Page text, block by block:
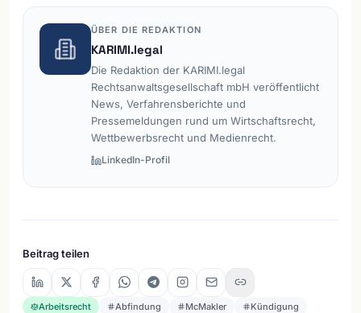
ÜBER DIE REDAKTION
KARIMI.legal
Die Redaktion der KARIMI.legal
Rechtsanwaltsgesellschaft mbH veröffentlicht
News, Verfahrensberichte und
Pressemeldungen rund um Wirtschaftsrecht,
Wettbewerbsrecht und Medienrecht.
LinkedIn-Profil
Beitrag teilen
Arbeitsrecht Abfindung McMakler
Kündigung